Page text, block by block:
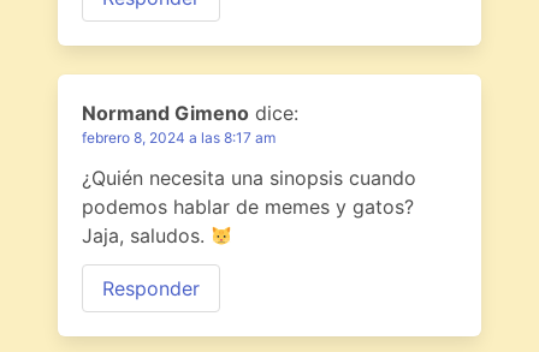
Normand Gimeno dice:
febrero 8, 2024 a las 8:17 am
¿Quién necesita una sinopsis cuando
podemos hablar de memes y gatos?
Jaja, saludos.
Responder